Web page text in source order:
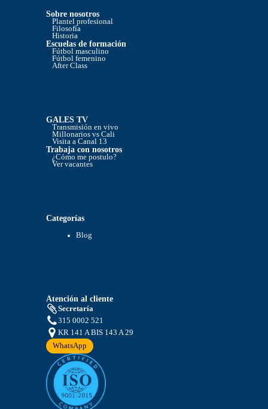
Sobre nosotros
Plantel profesional
Filosofía
Historia
Escuelas de formación
Fútbol masculino
Fútbol femenino
After Class
GALES TV
Transmisión en vivo
Millonarios vs Cali
Visita a Canal 13
Trabaja con nosotros
¿Cómo me postulo?
Ver vacantes
Categorías
Blog
Atención al cliente
Secretaría
315 0002 521
KR 141 A BIS 143 A 29
WhatsApp